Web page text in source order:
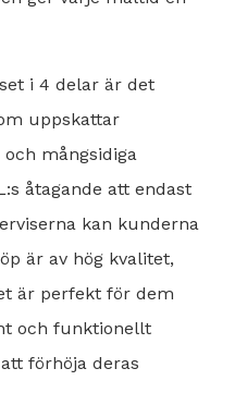
i 4 delar är det
uppskattar
mångsidiga
åtagande att endast
kan kunderna
är av hög kvalitet,
är perfekt för dem
och funktionellt
förhöja deras